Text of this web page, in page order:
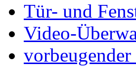
Tür- und
Video-